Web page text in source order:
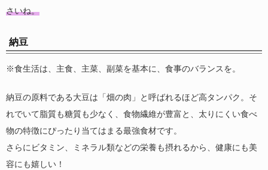
さいね。
納豆
※食生活は、主食、主菜、副菜を基本に、食事のバランスを。
納豆の原料である大豆は「畑の肉」と呼ばれるほど高タンパク。そ
れでいて脂質も糖質も少なく、食物繊維が豊富と、太りにくい食べ
物の特徴にぴったり当てはまる最強食材です。
さらにビタミン、ミネラル類などの栄養も摂れるから、健康にも美
容にも嬉しい！